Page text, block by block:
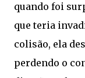
quando foi
que teria
colisão, ela
perdendo o